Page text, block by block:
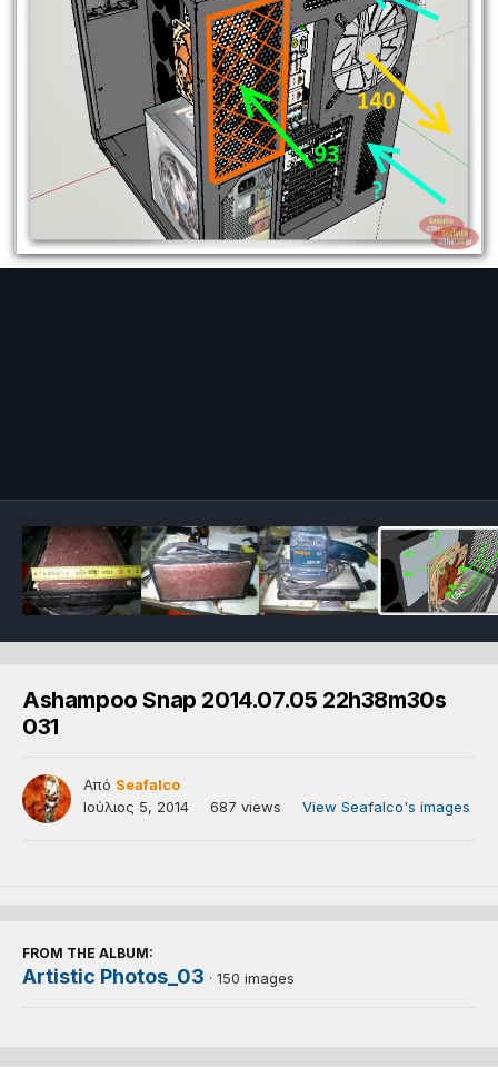
Ashampoo Snap 2014.07.05 22h38m30s
031
Από Seafalco
Ιούλιος 5, 2014
687 views View Seafalco's images
FROM THE ALBUM:
Artistic Photos_03 · 150 images